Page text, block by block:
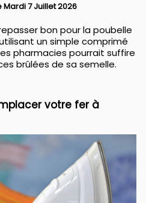
Mardi 7 Juillet 2026
bon pour la poubelle
un simple comprimé
pharmacies pourrait suffire
brûlées de sa semelle.
votre fer à